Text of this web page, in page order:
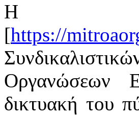
Η
[https://
Οργανώσεων
δικτυακή του